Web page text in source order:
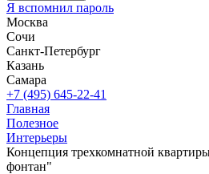
Я вспомнил пароль
Москва
Сочи
Санкт-Петербург
Казань
Самара
+7 (495) 645-22-41
Главная
Полезное
Интерьеры
Концепция трехкомнатной
фонтан"